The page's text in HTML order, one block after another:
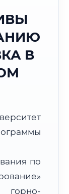
19:46
Дистанционно
В
по